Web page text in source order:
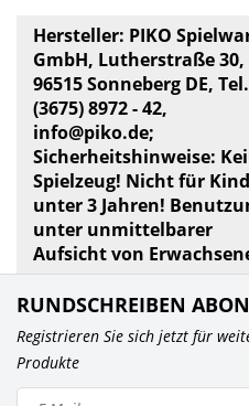
Hersteller: PIKO
GmbH, Lutherstraße 30,
96515 Sonneberg DE,
(3675) 8972 - 42,
info@piko.de;
Sicherheitshinweise:
Spielzeug! Nicht für
unter 3 Jahren!
unter unmittelbarer
Aufsicht von
RUNDSCHREIBEN
Registrieren Sie sich jetzt für
Produkte